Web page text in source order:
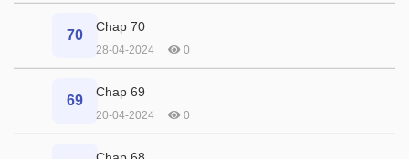
70
Chap 70
28-04-2024 0
69
Chap 69
20-04-2024 0